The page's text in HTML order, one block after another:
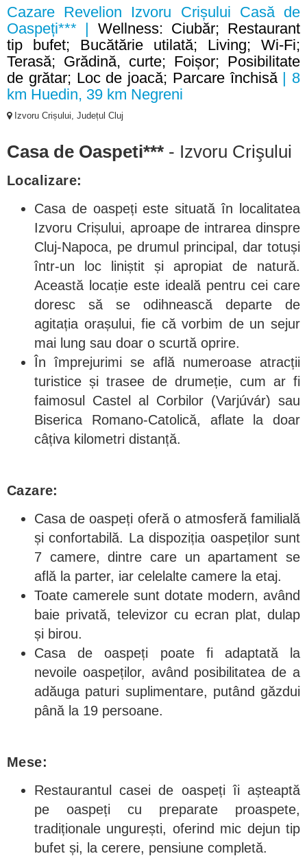
Cazare Revelion Izvoru Crișului Casă de
Oaspeți*** | Wellness: Ciubăr; Restaurant
tip bufet; Bucătărie utilată; Living; Wi-Fi;
Terasă; Grădină, curte; Foișor; Posibilitate
de grătar; Loc de joacă; Parcare închisă| 8
km Huedin, 39 km Negreni
Izvoru Crișului, Județul Cluj
Casa de Oaspeti*** - Izvoru Crişului
Localizare:
Casa de oaspeți este situată în localitatea
Izvoru Crișului, aproape de intrarea dinspre
Cluj-Napoca, pe drumul principal, dar totuși
într-un loc liniștit și apropiat de natură.
Această locație este ideală pentru cei care
doresc să se odihnească departe de
agitația orașului, fie că vorbim de un sejur
mai lung sau doar o scurtă oprire.
În împrejurimi se află numeroase atracții
turistice și trasee de drumeție, cum ar fi
faimosul Castel al Corbilor (Varjúvár) sau
Biserica Romano-Catolică, aflate la doar
câțiva kilometri distanță.
Cazare:
Casa de oaspeți oferă o atmosferă familială
și confortabilă. La dispoziția oaspeților sunt
7 camere, dintre care un apartament se
află la parter, iar celelalte camere la etaj.
Toate camerele sunt dotate modern, având
baie privată, televizor cu ecran plat, dulap
și birou.
Casa de oaspeți poate fi adaptată la
nevoile oaspeților, având posibilitatea de a
adăuga paturi suplimentare, putând găzdui
până la 19 persoane.
Mese:
Restaurantul casei de oaspeți îi așteaptă
pe oaspeți cu preparate proaspete,
tradiționale ungurești, oferind mic dejun tip
bufet și, la cerere, pensiune completă.